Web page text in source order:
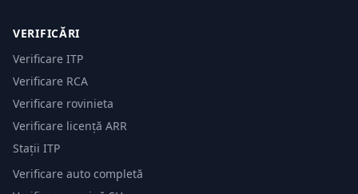
VERIFICĂRI
Verificare ITP
Verificare RCA
Verificare rovinieta
Verificare licență ARR
Stații ITP
Verificare auto completă